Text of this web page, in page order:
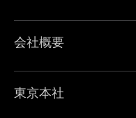
会社概要
東京本社